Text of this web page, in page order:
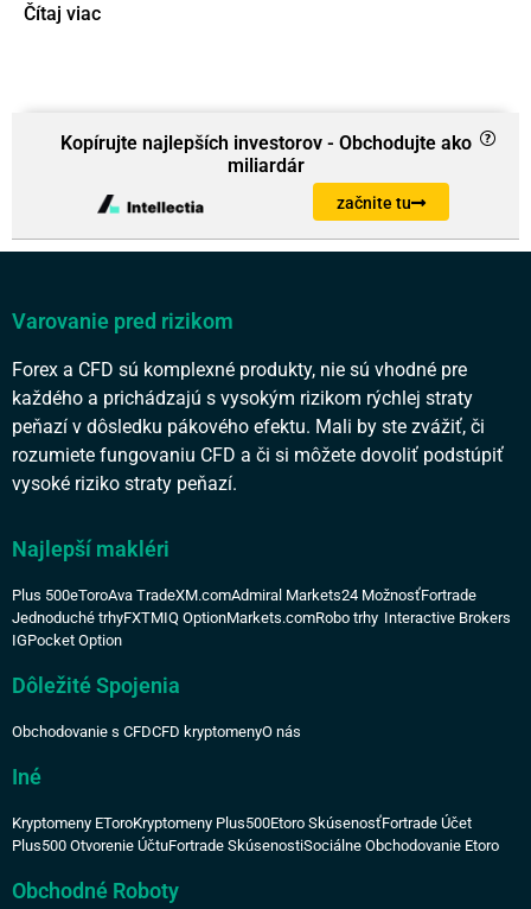
Čítaj viac
Kopírujte najlepších investorov - Obchodujte ako
miliardár
začnite tu
Varovanie pred rizikom
Forex a CFD sú komplexné produkty, nie sú vhodné pre
každého a prichádzajú s vysokým rizikom rýchlej straty
peňazí v dôsledku pákového efektu. Mali by ste zvážiť, či
rozumiete fungovaniu CFD a či si môžete dovoliť podstúpiť
vysoké riziko straty peňazí.
Najlepší makléri
Plus 500eToroAva TradeXM.comAdmiral Markets24 MožnosťFortrade
Jednoduché trhyFXTMIQ OptionMarkets.comRobo trhy Interactive Brokers
IGPocket Option
Dôležité Spojenia
Obchodovanie s CFDCFD kryptomenyO nás
Iné
Kryptomeny EToroKryptomeny Plus500Etoro SkúsenosťFortrade Účet
Plus500 Otvorenie ÚčtuFortrade SkúsenostiSociálne Obchodovanie Etoro
Obchodné Roboty